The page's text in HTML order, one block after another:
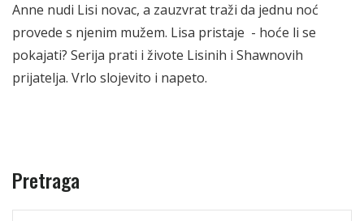
Anne nudi Lisi novac, a zauzvrat traži da jednu noć
provede s njenim mužem. Lisa pristaje - hoće li se
pokajati? Serija prati i živote Lisinih i Shawnovih
prijatelja. Vrlo slojevito i napeto.
Pretraga